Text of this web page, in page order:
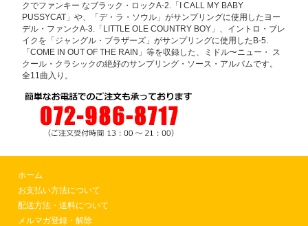
クでファンキー なブラック・ロックA-2.「I CALL MY BABY
PUSSYCAT」や、「デ・ラ・ソウル」がサンプリングに使用したヨー
デル・ファンクA-3.「LITTLE OLE COUNTRY BOY」、イントロ・ブレ
イクを「ジャングル・ブラザーズ」がサンプリングに使用したB-5.
「COME IN OUT OF THE RAIN」等を収録した、ミドル〜ニュー・ ス
クール・クラシックの絶好のサンプリング・ソース・アルバムです。
全11曲入り。
ホーム
お支払い方法について
配送方法・送料について
メルマガ登録・解除